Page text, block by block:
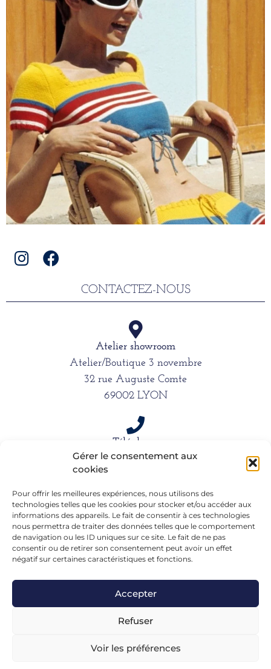
Gérer le consentement aux
cookies
Pour offrir les meilleures expériences, nous utilisons des
technologies telles que les cookies pour stocker et/ou accéder aux
informations des appareils. Le fait de consentir à ces technologies
nous permettra de traiter des données telles que le comportement
de navigation ou les ID uniques sur ce site. Le fait de ne pas
consentir ou de retirer son consentement peut avoir un effet
négatif sur certaines caractéristiques et fonctions.
Accepter
Refuser
Voir les préférences
CONTACTEZ-NOUS
Atelier showroom
Atelier/Boutique 3 novembre
32 rue Auguste Comte
69002 LYON
Téléphone
06 15 61 39 66
Mail
alexandra.dargentre@sfr.fr
Mentions légales– Réalisé en formation chez